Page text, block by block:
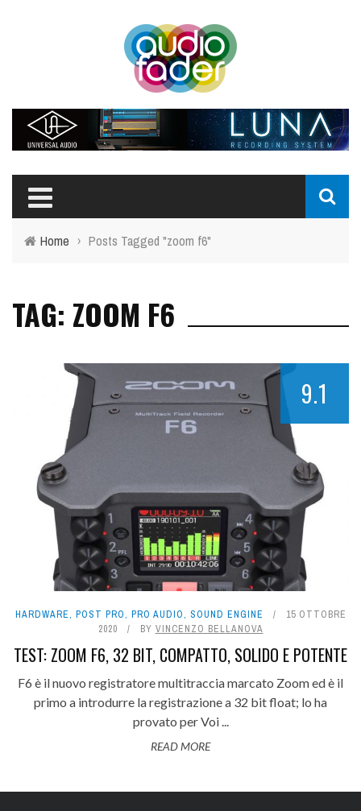
Home › Posts Tagged "zoom f6"
TAG: ZOOM F6
9.1
HARDWARE, POST PRO, PRO AUDIO, SOUND ENGINE
15 OTTOBRE
2020
BY VINCENZO BELLANOVA
TEST: ZOOM F6, 32 BIT, COMPATTO, SOLIDO E POTENTE
F6 è il nuovo registratore multitraccia marcato Zoom ed è il
primo a introdurre la registrazione a 32 bit float; lo ha
provato per Voi ...
READ MORE